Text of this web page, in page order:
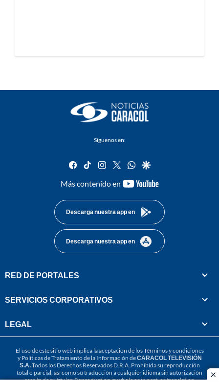
Síguenos en:
facebook
tiktok instagram
twitterwhatsapp
google
Más contenido en
youtube-
Descarga nuestra app en
Descarga nuestra app en
RED DE PORTALES
SERVICIOS CORPORATIVOS
LEGAL
El uso de este sitio web implica la aceptación de losTérminos y condiciones
y Políticas de Tratamiento de la Información deCARACOL TELEVISIÓN
S.A.Todos los Derechos Reservados D.R.A. Prohibida su reproducción
total o parcial, así como su traducción a cualquier idioma sin autorización
escrita de su titular. Reproduction in whole or in part, or translation